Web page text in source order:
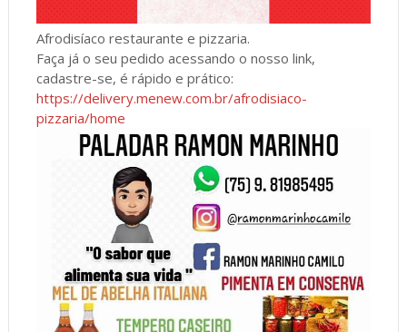
Afrodisíaco restaurante e pizzaria.
Faça já o seu pedido acessando o nosso link,
cadastre-se, é rápido e prático:
https://delivery.menew.com.br/afrodisiaco-
pizzaria/home